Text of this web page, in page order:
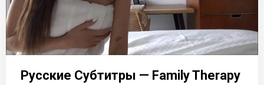
Русские Субтитры — Family Therapy